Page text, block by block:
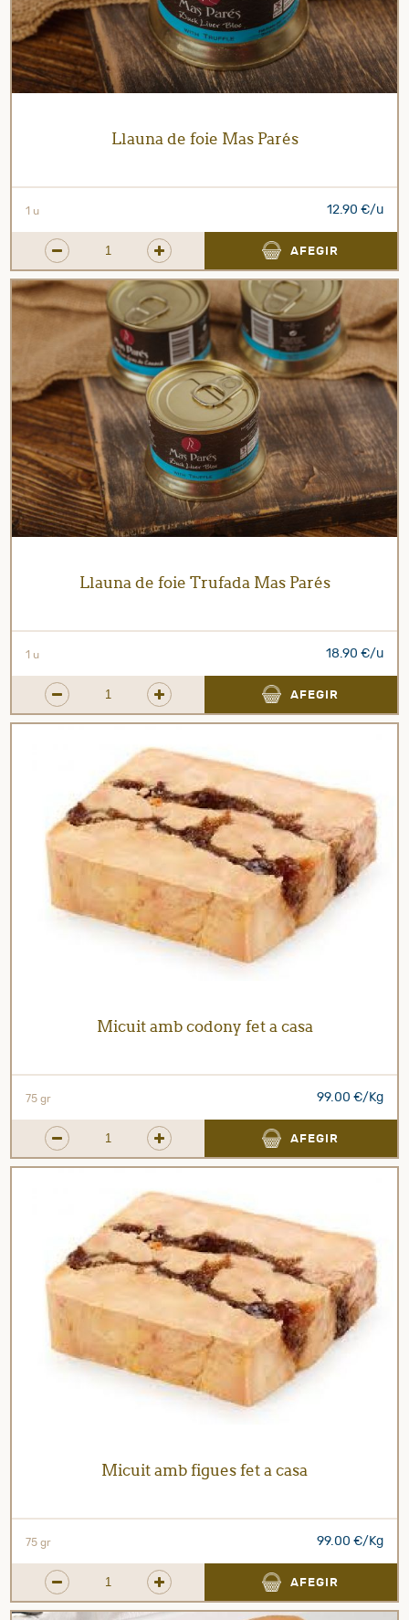
Llauna de foie Mas Parés
1 u 12.90 €/u
AFEGIR
Llauna de foie Trufada Mas Parés
1 u 18.90 €/u
AFEGIR
Micuit amb codony fet a casa
75 gr 99.00 €/Kg
AFEGIR
Micuit amb figues fet a casa
75 gr 99.00 €/Kg
AFEGIR